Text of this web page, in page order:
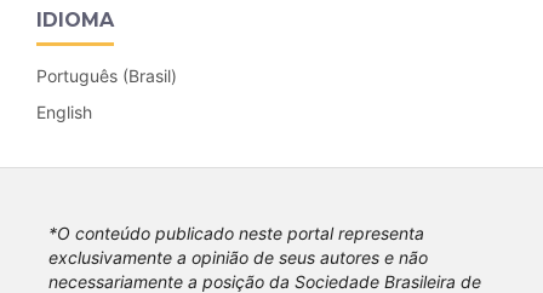
IDIOMA
Português (Brasil)
English
*O conteúdo publicado neste portal representa
exclusivamente a opinião de seus autores e não
necessariamente a posição da Sociedade Brasileira de